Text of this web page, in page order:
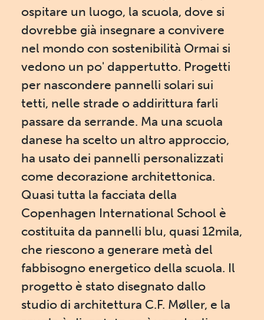
ospitare un luogo, la scuola, dove si
dovrebbe già insegnare a convivere
nel mondo con sostenibilità Ormai si
vedono un po' dappertutto. Progetti
per nascondere pannelli solari sui
tetti, nelle strade o addirittura farli
passare da serrande. Ma una scuola
danese ha scelto un altro approccio,
ha usato dei pannelli personalizzati
come decorazione architettonica.
Quasi tutta la facciata della
Copenhagen International School è
costituita da pannelli blu, quasi 12mila,
che riescono a generare metà del
fabbisogno energetico della scuola. Il
progetto è stato disegnato dallo
studio di architettura C.F. Møller, e la